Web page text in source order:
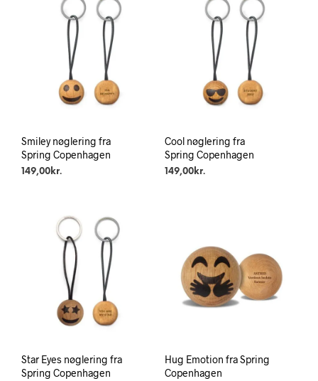
Smiley nøglering fra
Spring Copenhagen
149,00 kr.
Cool nøglering fra
Spring Copenhagen
149,00kr.
Star Eyes nøglering fra
Spring Copenhagen
Hug Emotion fra Spring
Copenhagen